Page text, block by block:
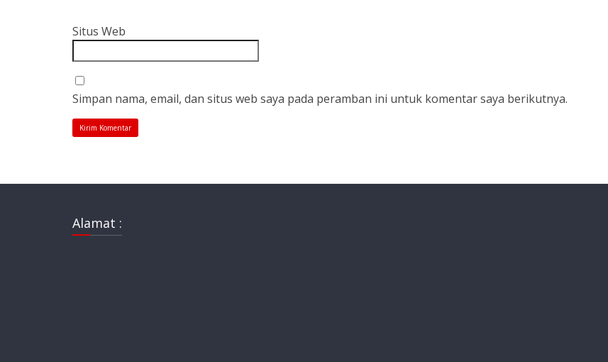
Situs Web
Simpan nama, email, dan situs web saya pada peramban ini untuk komentar saya berikutnya.
Alamat :